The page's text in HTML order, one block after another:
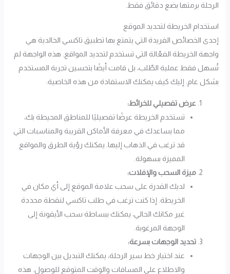
الرحلة برمتها بضع دقائق فقط.
استخدام الخريطة لتحديد الموقع
إحدى الخصائص الفريدة التي يتمتع بها تطبيق تاكسي الخالدية هي
واجهة الخريطة الفعّالة التي تستخدم لتحديد المواقع. هذه الواجهة لم
تُسهل فقط عملية الطّلب، بل قامت أيضًا بتحسين تجربة المستخدم
بشكل عام. إليك كيف يمكنك الاستفادة من هذه الخاصية:
عرض تفصيلي للخرائط:
تستخدم الخريطة عرضًا تفصيليًا للمناطق المحيطة بك،
مما يساعدك في معرفة الأماكن القريبة والمناسبات التي
قد ترغب في الذهاب إليها. يمكنك رؤية الطرق والمواقع
المميزة بسهولة.
ميزة السحب والإفلات:
لديك القدرة على سحب علامة الموقع إلى أي مكان في
الخريطة. إذا كنت ترغب في طلب تاكسي لنقطة محددة
غير مكانك الحالي، يمكنك ببساطة سحب الأيقونة إلى
الوجهة المرغوبة.
تحديد الوجهات بسرعة:
عند اختيار خط سير الرحلة، يمكنك التبديل بين الوجهات
والاطلاع على المسافات والوقت المتوقع للوصول. هذه